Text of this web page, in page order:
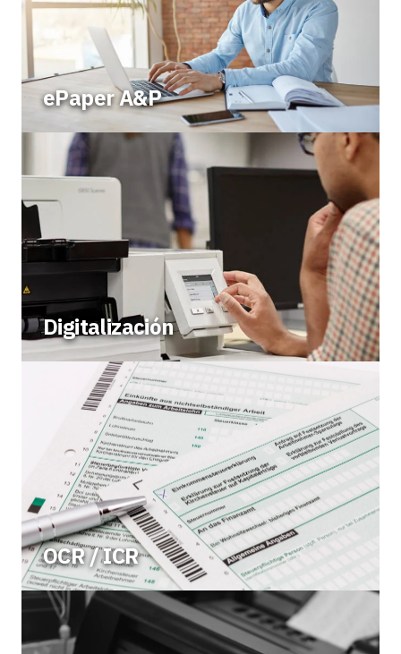
ePaper A&P
Digitalización
OCR / ICR